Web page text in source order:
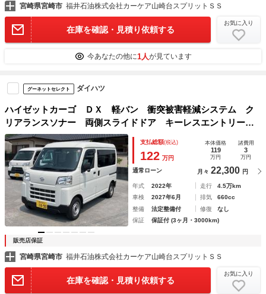
宮崎県宮崎市 福井石油株式会社カーケア山崎台スプリットＳＳ
在庫を確認・見積り依頼する
お気に入り
今あなたの他に1人が見ています
グーネットセレクト ダイハツ
ハイゼットカーゴ ＤＸ 軽バン 衝突被害軽減システム ク
リアランスソナー 両側スライドドア キーレスエントリー
アイドリングストップ オートライト ＥＳＣ エアコン パ
ワーステアリング パワーウィンドウ
支払総額(税込)
122 万円
本体価格
119
万円
諸費用
3
万円
通常ローン 月々 22,300 円
年式 2022年 走行
4.5万km
車検
2027年6月 排気
660cc
整備
法定整備付 修復
なし
保証
保証付 (3ヶ月・3000km)
販売店保証
宮崎県宮崎市 福井石油株式会社カーケア山崎台スプリットＳＳ
在庫を確認・見積り依頼する
お気に入り